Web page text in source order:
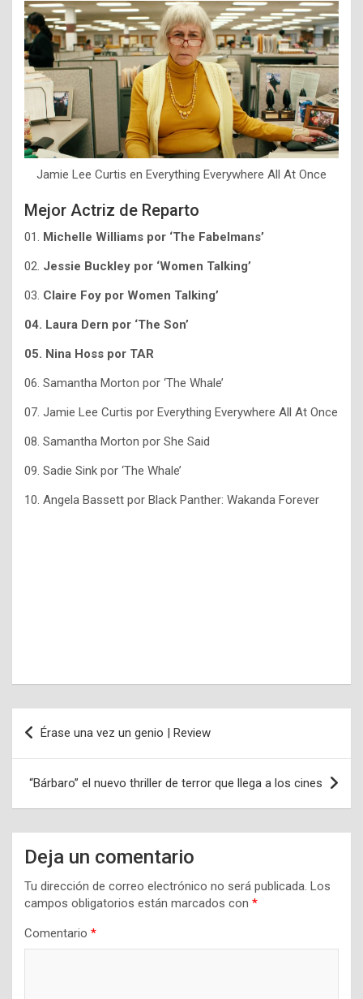
Jamie Lee Curtis en Everything Everywhere All At Once
Mejor Actriz de Reparto
01. Michelle Williams por ‘The Fabelmans’
02. Jessie Buckley por ‘Women Talking’
03. Claire Foy por Women Talking’
04. Laura Dern por ‘The Son’
05. Nina Hoss por TAR
06. Samantha Morton por ‘The Whale’
07. Jamie Lee Curtis por Everything Everywhere All At Once
08. Samantha Morton por She Said
09. Sadie Sink por ‘The Whale’
10. Angela Bassett por Black Panther: Wakanda Forever
Navegación
de
entradas
Érase una vez un genio | Review
“Bárbaro” el nuevo thriller de terror que llega a los cines
Deja un comentario
Tu dirección de correo electrónico no será publicada. Los
campos obligatorios están marcados con *
Comentario *